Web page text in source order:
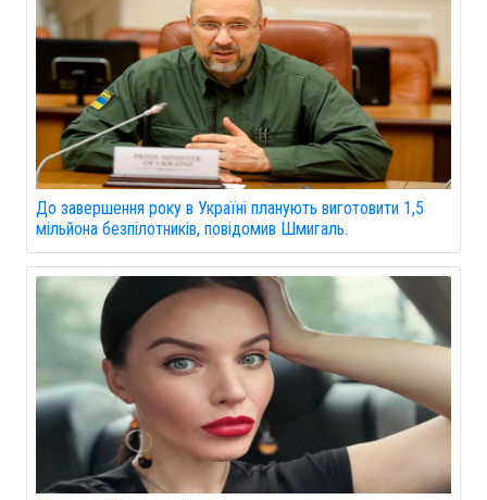
До завершення року в Україні планують виготовити 1,5
мільйона безпілотників, повідомив Шмигаль.